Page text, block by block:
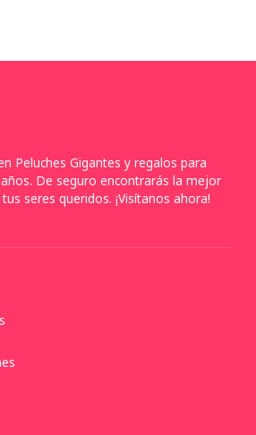
Peluches Gigantes y regalos para
De seguro encontrarás la mejor
seres queridos. ¡Visítanos ahora!